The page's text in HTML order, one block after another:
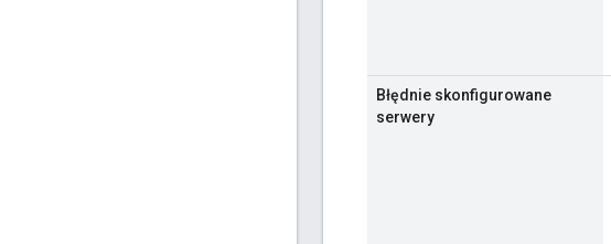
Błędnie skonfigurowane
serwery